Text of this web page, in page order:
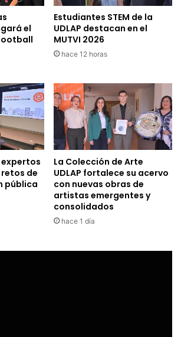
el
Estudiantes STEM de la
UDLAP destacan en el
MUTVI 2026
hace 12 horas
expertos
de
pública
La Colección de Arte
UDLAP fortalece su acervo
con nuevas obras de
artistas emergentes y
consolidados
hace 1 día